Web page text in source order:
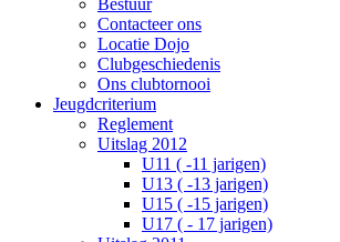
Contacteer ons
Locatie Dojo
Clubgeschiedenis
Ons clubtornooi
Jeugdcriterium
Reglement
Uitslag 2012
U11 ( -11 jarigen)
U13 ( -13 jarigen)
U15 ( -15 jarigen)
U17 ( - 17 jarigen)